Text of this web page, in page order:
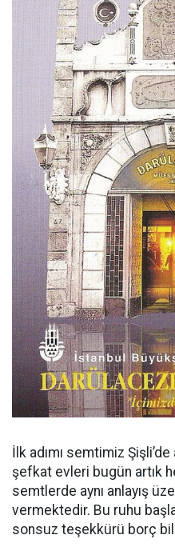
İlk adımı semtimiz Şişli’de
şefkat evleri bugün artık
semtlerde aynı anlayış
vermektedir. Bu ruhu
sonsuz teşekkürü borç